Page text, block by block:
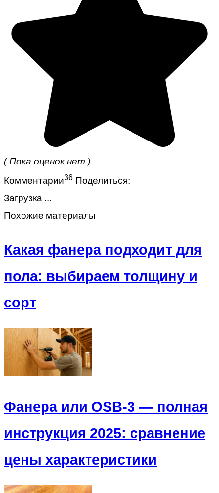
( Пока оценок нет )
Комментарии36 Поделиться:
Загрузка ...
Похожие материалы
Какая фанера подходит для
пола: выбираем толщину и
сорт
Фанера или OSB-3 — полная
инструкция 2025: сравнение
цены характеристики